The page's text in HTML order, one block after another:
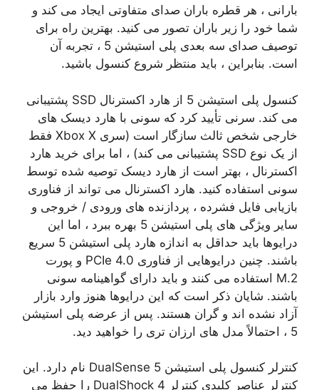
بارانی ، هر قطره باران صدای متفاوتی ایجاد می کند و
شما خود را زیر باران تصور می کنید. بهترین راه برای
توصیف صدای سه بعدی پلی استیشن 5 ، تجربه آن
است. بنابراین ، باید منتظر شروع کنسول باشید.
کنسول پلی استیشن 5 از هارد اکسترنال SSD پشتیبانی
می کند. سرنی تأیید کرد که سونی با هارد دیسک های
خارجی شخص ثالث سازگار است (سری Xbox X فقط
از یک نوع SSD پشتیبانی می کند) ، اما برای خرید هارد
اکسترنال ، بهتر است از هارد دیسک توصیه شده توسط
سونی استفاده کنید. هارد اکسترنال می تواند از فناوری
بازیابی فایل فشرده ، پردازنده های ورودی / خروجی و
سایر ویژگی های پلی استیشن 5 بهره ببرد ، اما این
درایوها باید حداقل به اندازه هارد پلی استیشن 5 سریع
باشند. چنین درایوهایی از فناوری PCIe 4.0 و پورت
M.2 استفاده می کنند و باید دارای گواهینامه سونی
باشند. شایان ذکر است که این درایوها هنوز وارد بازار
آزاد نشده اند و گران هستند. پس از عرضه پلی استیشن
5 ، احتمالاً مدل های ارزان تری را خواهید دید.
کنترلر کنسول پلی استیشن 5 DualSense نام دارد. این
کنترلر عناصر کلیدی کنترلر DualShock 4 را حفظ می